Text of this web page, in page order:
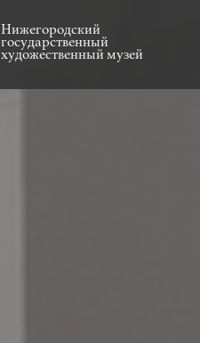
Нижегородский
государственный
художественный музей